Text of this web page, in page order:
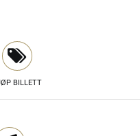
BILLETT